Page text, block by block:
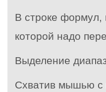
В строке формул,
которой надо
Выделение
Схватив мышью с